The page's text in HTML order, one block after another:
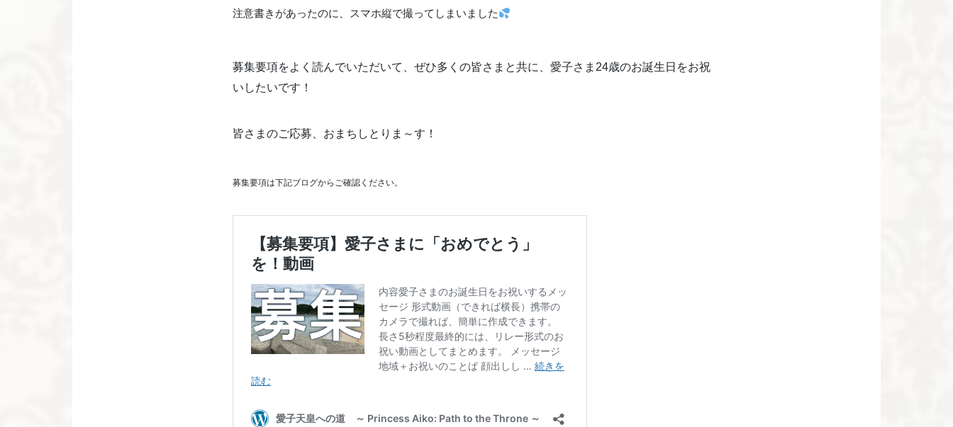
注意書きがあったのに、スマホ縦で撮ってしまいました
募集要項をよく読んでいただいて、ぜひ多くの皆さまと共に、愛子さま24歳のお誕生日をお祝
いしたいです！
皆さまのご応募、おまちしとりま～す！
募集要項は下記ブログからご確認ください。